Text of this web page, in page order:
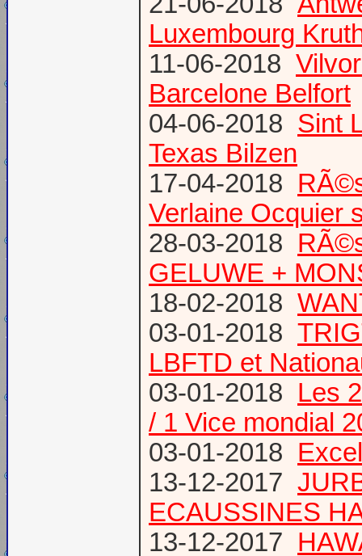
Luxembourg
11-06-2018
Barcelone Belfort
04-06-2018 Sint
Texas Bilzen
17-04-2018
Verlaine Ocquier
28-03-2018
GELUWE +
18-02-2018
03-01-2018
LBFTD et
03-01-2018 Les
/ 1 Vice mondial
03-01-2018
13-12-2017
ECAUSSINES
13-12-2017